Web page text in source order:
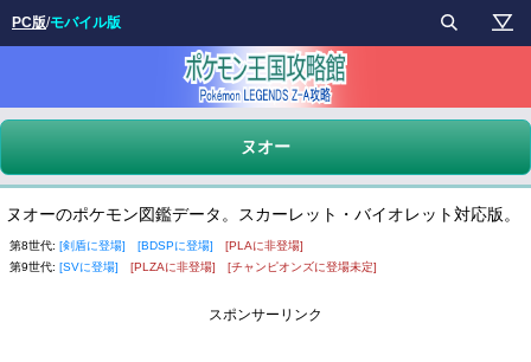
ヌオー
ヌオーのポケモン図鑑データ。スカーレット・バイオレット対応版。
第8世代: [剣盾に登場] [BDSPに登場]
[PLAに非登場]
第9世代: [SVに登場] [PLZAに非登場] [チャンピオンズに登場未定]
スポンサーリンク
PC版/モバイル版